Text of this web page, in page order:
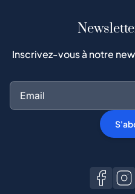
Inscrivez-vous à notre